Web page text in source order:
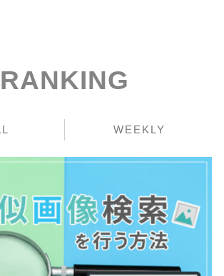
RANKING
WEEKLY